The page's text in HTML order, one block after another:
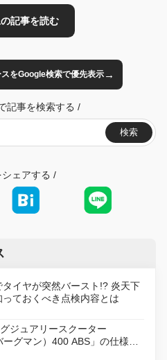
をGoogle検索で優先表示→
記事を検索する /
検索
ェアする /
イヤが突然バースト!? 炎天下
ておくべき点検内容とは
ジュアリースクーター
ーグマン）400 ABS」の仕様を
発売